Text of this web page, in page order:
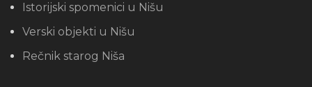
Istorijski spomenici u Nišu
Verski objekti u Nišu
Rečnik starog Niša